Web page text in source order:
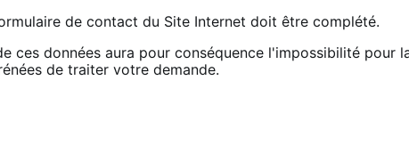
de contact du Site Internet doit être complété.
ces données aura pour conséquence l'impossibilité pour
de traiter votre demande.